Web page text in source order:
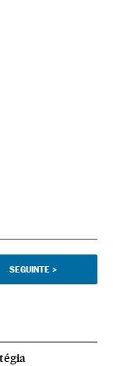
SEGUINTE >